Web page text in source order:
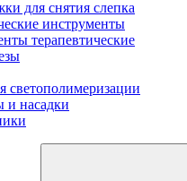
для снятия слепка
инструменты
терапевтические
светополимеризации
и насадки